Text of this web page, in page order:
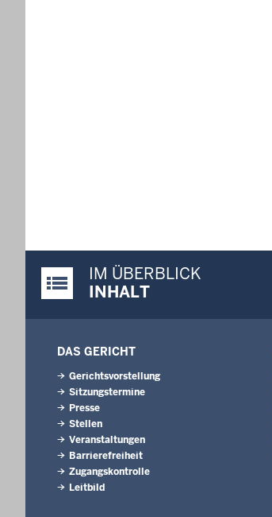
Justiz-Portal im Überblick:
IM ÜBERBLICK
INHALT
DAS GERICHT
Gerichtsvorstellung
Sitzungstermine
Presse
Stellen
Veranstaltungen
Barrierefreiheit
Zugangskontrolle
Leitbild